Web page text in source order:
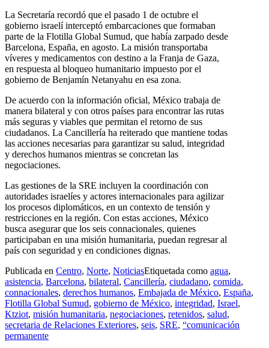
La Secretaría recordó que el pasado 1 de octubre el
gobierno israelí interceptó embarcaciones que formaban
parte de la Flotilla Global Sumud, que había zarpado desde
Barcelona, España, en agosto. La misión transportaba
víveres y medicamentos con destino a la Franja de Gaza,
en respuesta al bloqueo humanitario impuesto por el
gobierno de Benjamín Netanyahu en esa zona.
De acuerdo con la información oficial, México trabaja de
manera bilateral y con otros países para encontrar las rutas
más seguras y viables que permitan el retorno de sus
ciudadanos. La Cancillería ha reiterado que mantiene todas
las acciones necesarias para garantizar su salud, integridad
y derechos humanos mientras se concretan las
negociaciones.
Las gestiones de la SRE incluyen la coordinación con
autoridades israelíes y actores internacionales para agilizar
los procesos diplomáticos, en un contexto de tensión y
restricciones en la región. Con estas acciones, México
busca asegurar que los seis connacionales, quienes
participaban en una misión humanitaria, puedan regresar al
país con seguridad y en condiciones dignas.
Publicada en Centro, Norte, NoticiasEtiquetada como agua,
asistencia, Barcelona, bilateral, Cancillería, ciudadano, comida,
connacionales, derechos humanos, Embajada de México, España,
Flotilla Global Sumud, gobierno de México, integridad, Israel,
Ktziot, misión humanitaria, negociaciones, retenidos, salud,
secretaria de Relaciones Exteriores, seis, SRE, “comunicación
permanente